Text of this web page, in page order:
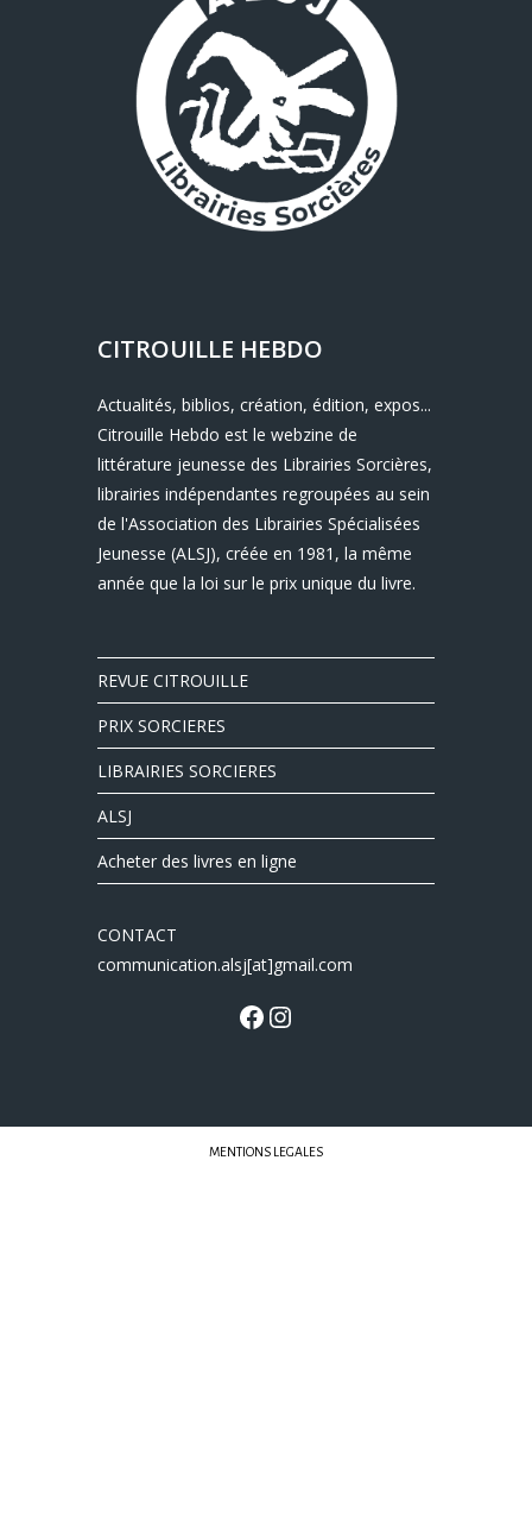
CITROUILLE HEBDO
Actualités, biblios, création, édition, expos...
Citrouille Hebdo est le webzine de
littérature jeunesse des Librairies Sorcières,
librairies indépendantes regroupées au sein
de l'Association des Librairies Spécialisées
Jeunesse (ALSJ), créée en 1981, la même
année que la loi sur le prix unique du livre.
REVUE CITROUILLE
PRIX SORCIERES
LIBRAIRIES SORCIERES
ALSJ
Acheter des livres en ligne
CONTACT
communication.alsj[at]gmail.com
MENTIONS LEGALES